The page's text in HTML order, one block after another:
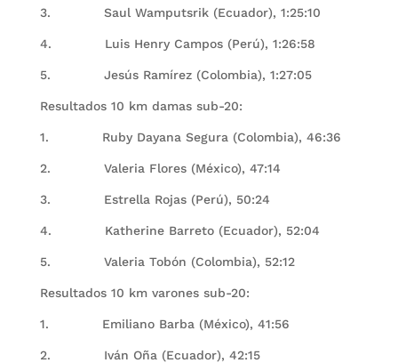
3. Saul Wamputsrik (Ecuador), 1:25:10
4. Luis Henry Campos (Perú), 1:26:58
5. Jesús Ramírez (Colombia), 1:27:05
Resultados 10 km damas sub-20:
1. Ruby Dayana Segura (Colombia), 46:36
2. Valeria Flores (México), 47:14
3. Estrella Rojas (Perú), 50:24
4. Katherine Barreto (Ecuador), 52:04
5. Valeria Tobón (Colombia), 52:12
Resultados 10 km varones sub-20:
1. Emiliano Barba (México), 41:56
2. Iván Oña (Ecuador), 42:15